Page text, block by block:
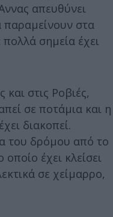
απευθύνει
παραμείνουν στα
σημεία έχει
και στις Ροβιές,
σε ποτάμια και η
διακοπεί.
του δρόμου από το
έχει κλείσει
σε χείμαρρο,